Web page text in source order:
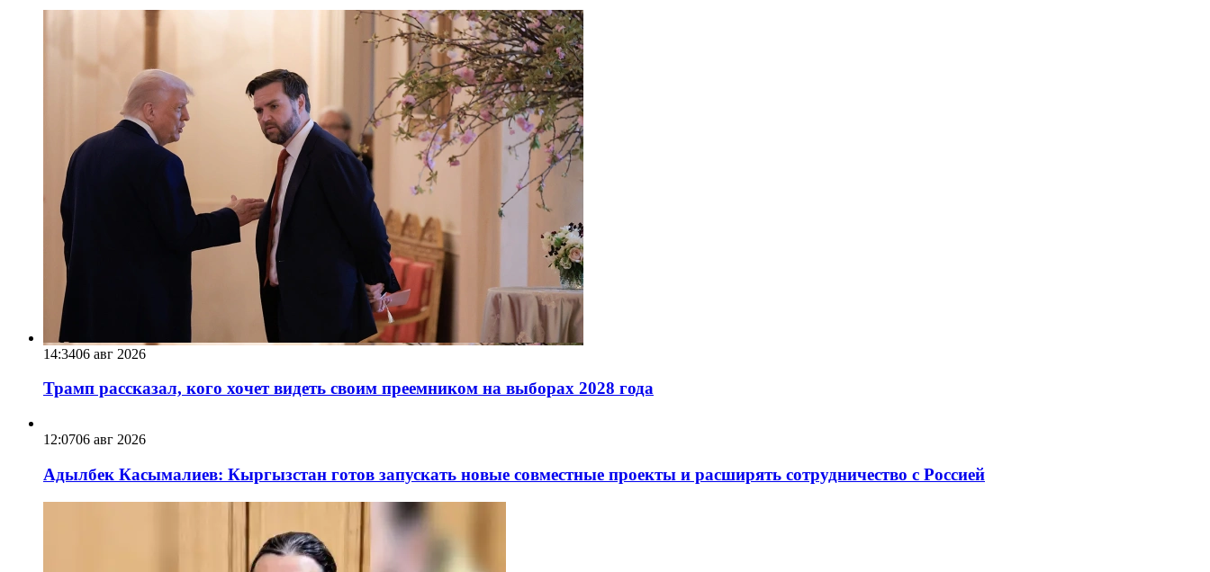
14:3406 авг 2026
Трамп рассказал, кого хочет видеть своим преемником на выборах 2028 года
12:0706 авг 2026
Адылбек Касымалиев: Кыргызстан готов запускать новые совместные проекты и расширять сотрудничество с Россией